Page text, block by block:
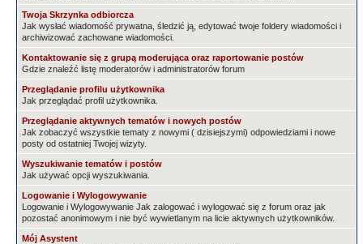
Twoja Skrzynka odbiorcza
Jak wysłać wiadomość prywatna, śledzić ją, edytować twoje foldery wiadomości i
archiwizować zachowane wiadomości.
Kontaktowanie się z grupą moderująca oraz raportowanie postów
Gdzie znaleźć listę moderatorów i administratorów forum
Przeglądanie profilu użytkownika
Jak przeglądać profil użytkownika.
Przeglądanie aktywnych tematów i nowych postów
Jak zobaczyć wszystkie tematy z nowymi ( dzisiejszymi) odpowiedziami i nowe
posty od ostatniej Twojej wizyty.
Wyszukiwanie tematów i postów
Jak używać opcji wyszukiwania.
Logowanie i Wylogowywanie
Logowanie i Wylogowywanie Jak zalogować i wylogować się z forum oraz jak
pozostać anonimowym i nie być wywietlanym na licie aktywnych użytkowników.
Mój Asystent